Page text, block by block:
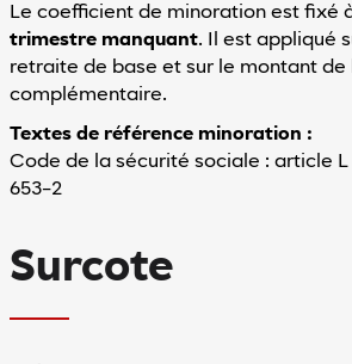
Le coefficient de minoration est fixé
trimestre manquant. Il est appliqué
retraite de base et sur le montant
complémentaire.
Textes de référence minoration :
Code de la sécurité sociale : article L
653-2
Surcote